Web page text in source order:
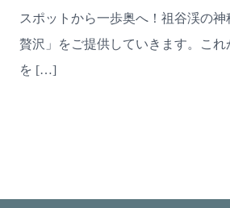
スポットから一歩奥へ！祖谷渓の
贅沢」をご提供していきます。こ
を […]